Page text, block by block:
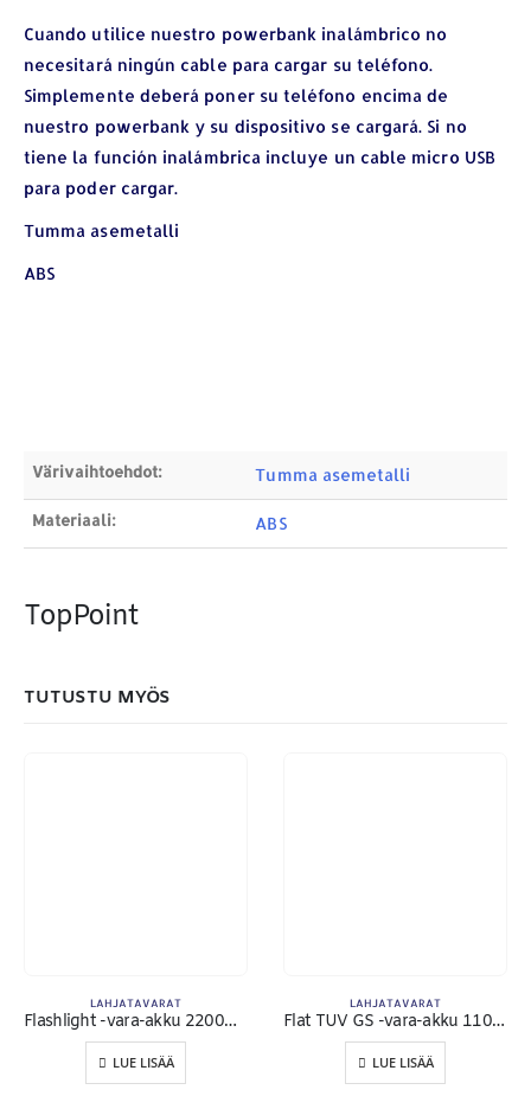
Cuando utilice nuestro powerbank inalámbrico no
necesitará ningún cable para cargar su teléfono.
Simplemente deberá poner su teléfono encima de
nuestro powerbank y su dispositivo se cargará. Si no
tiene la función inalámbrica incluye un cable micro USB
para poder cargar.
Tumma asemetalli
ABS
Värivaihtoehdot: Tumma asemetalli
Materiaali: ABS
TopPoint
TUTUSTU MYÖS
LAHJATAVARAT
Flashlight -vara-akku 2200mAh
LUE LISÄÄ
LAHJATAVARAT
Flat TUV GS -vara-akku 11000mAh
LUE LISÄÄ
Osoite: Hikivuorenkatu 14 C 20, 33710 Tampere
Puhelin:
MAKSUTAPAMME:
Toimitusehdot